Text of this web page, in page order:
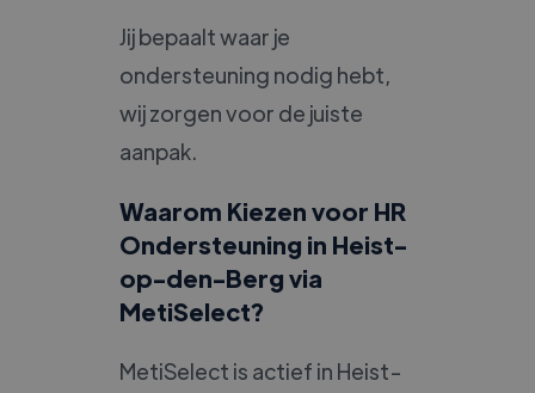
Jij bepaalt waar je
ondersteuning nodig hebt,
wij zorgen voor de juiste
aanpak.
Waarom Kiezen voor HR
Ondersteuning in Heist-
op-den-Berg via
MetiSelect?
MetiSelect is actief in Heist-